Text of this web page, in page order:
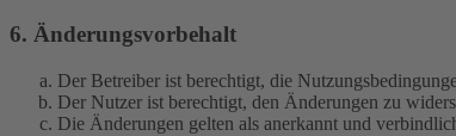
6. Änderungsvorbehalt
Der Betreiber ist berechtigt, die
Der Nutzer ist berechtigt, den Änderungen zu
Die Änderungen gelten als anerkannt und